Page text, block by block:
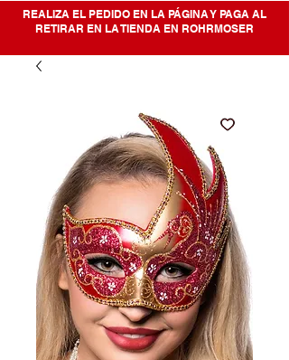
REALIZA EL PEDIDO EN LA PÁGINA Y PAGA AL
RETIRAR EN LA TIENDA EN ROHRMOSER